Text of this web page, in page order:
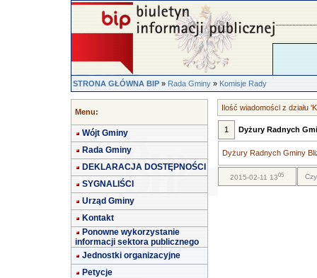
STRONA GŁÓWNA BIP»Rada Gminy»Komisje Rady
Menu:
Wójt Gminy
Rada Gminy
DEKLARACJA DOSTĘPNOŚCI
SYGNALIŚCI
Urząd Gminy
Kontakt
Ponowne wykorzystanie
informacji sektora publicznego
Jednostki organizacyjne
Petycje
Ilość wiadomości z działu
1 Dyżury Radnych
Dyżury Radnych Gminy
2015-02-11 1305